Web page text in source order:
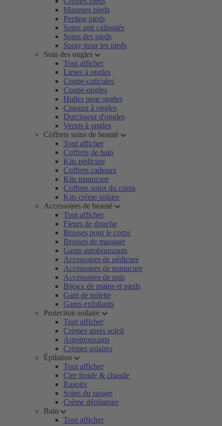
Masques pieds
Peeling pieds
Soins anti callosités
Soins des pieds
Spray pour les pieds
Soin des ongles
Tout afficher
Limes à ongles
Coupe-cuticules
Coupe-ongles
Huiles pour ongles
Ciseaux à ongles
Durcisseur d'ongles
Vernis à ongles
Coffrets soins de beauté
Tout afficher
Coffrets de bain
Kits pédicure
Coffrets cadeaux
Kits manucure
Coffrets soins du corps
Kits crème solaire
Accessoires de beauté
Tout afficher
Fleurs de douche
Brosses pour le corps
Brosses de massage
Gants autobronzants
Accessoires de pédicure
Accessoires de manucure
Accessoires de soin
Bijoux de mains et pieds
Gant de toilette
Gants exfoliants
Protection soilaire
Tout afficher
Crèmes après soleil
Autobronzants
Crèmes solaires
Épilation
Tout afficher
Cire froide & chaude
Rasoirs
Soins du rasage
Crème dépilatoire
Bain
Tout afficher